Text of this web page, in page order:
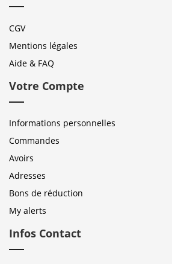
CGV
Mentions légales
Aide & FAQ
Votre Compte
Informations personnelles
Commandes
Avoirs
Adresses
Bons de réduction
My alerts
Infos Contact